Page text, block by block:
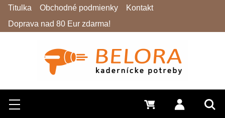
Hľadať
Menu Prihlásiť
0 €
Titulka Obchodné podmienky
Kontakt
Doprava nad 80 Eur zdarma!